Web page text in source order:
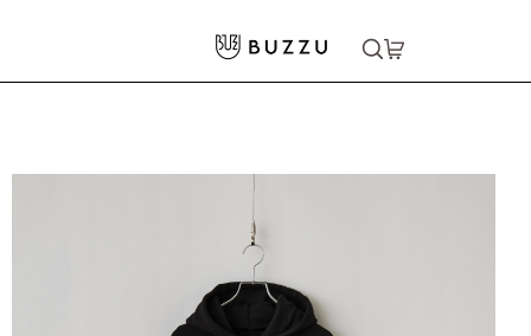
パーカー・スウェット >パーカー
10.0oz レギュラーウェイトスウェット プルオーバーパーカー